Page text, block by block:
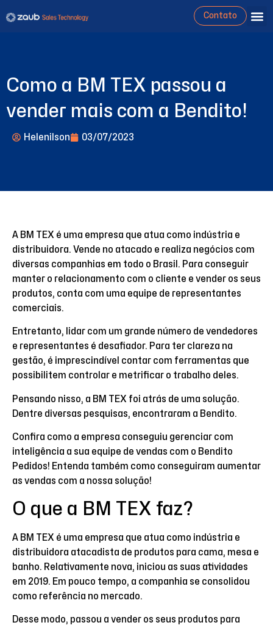
Contato
Como a BM TEX passou a
vender mais com a Bendito!
Helenilson 03/07/2023
A BM TEX é uma empresa que atua como indústria e
distribuidora. Vende no atacado e realiza negócios com
diversas companhias em todo o Brasil. Para conseguir
manter o relacionamento com o cliente e vender os seus
produtos, conta com uma equipe de representantes
comerciais.
Entretanto, lidar com um grande número de vendedores
e representantes é desafiador. Para ter clareza na
gestão, é imprescindível contar com ferramentas que
possibilitem controlar e metrificar o trabalho deles.
Pensando nisso, a BM TEX foi atrás de uma solução.
Dentre diversas pesquisas, encontraram a Bendito.
Confira como a empresa conseguiu gerenciar com
inteligência a sua equipe de vendas com o Bendito
Pedidos! Entenda também como conseguiram aumentar
as vendas com a nossa solução!
O que a BM TEX faz?
A BM TEX é uma empresa que atua como indústria e
distribuidora atacadista de produtos para cama, mesa e
banho. Relativamente nova, iniciou as suas atividades
em 2019. Em pouco tempo, a companhia se consolidou
como referência no mercado.
Desse modo, passou a vender os seus produtos para